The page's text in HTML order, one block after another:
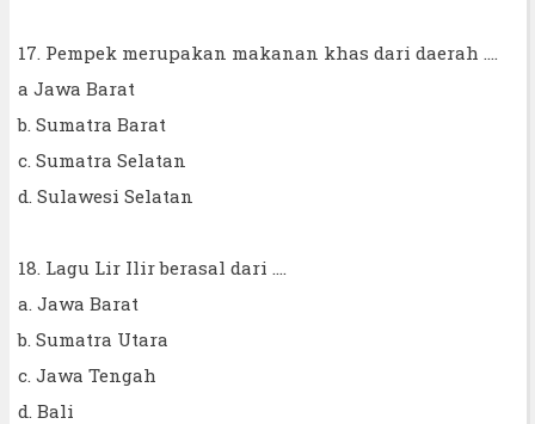
17. Pempek merupakan makanan khas dari daerah ....
a Jawa Barat
b. Sumatra Barat
c. Sumatra Selatan
d. Sulawesi Selatan
18. Lagu Lir Ilir berasal dari ....
a. Jawa Barat
b. Sumatra Utara
c. Jawa Tengah
d. Bali